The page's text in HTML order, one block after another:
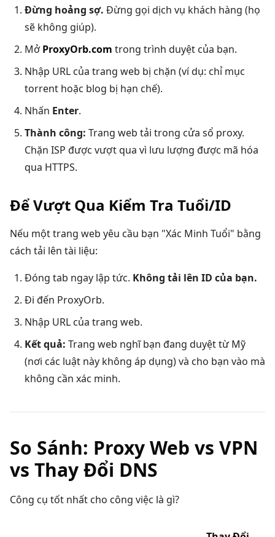
Đừng hoảng sợ. Đừng gọi dịch vụ khách hàng (họ
sẽ không giúp).
MởProxyOrb.com trong trình duyệt của bạn.
Nhập URL của trang web bị chặn (ví dụ: chỉ mục
torrent hoặc blog bị hạn chế).
Nhấn Enter.
Thành công: Trang web tải trong cửa sổ proxy.
Chặn ISP được vượt qua vì lưu lượng được mã hóa
qua HTTPS.
Để Vượt Qua Kiểm Tra Tuổi/ID
Nếu một trang web yêu cầu bạn "Xác Minh Tuổi" bằng
cách tải lên tài liệu:
Đóng tab ngay lập tức. Không tải lên ID của bạn.
Đi đến ProxyOrb.
Nhập URL của trang web.
Kết quả: Trang web nghĩ bạn đang duyệt từ Mỹ
(nơi các luật này không áp dụng) và cho bạn vào mà
không cần xác minh.
So Sánh: Proxy Web vs VPN
vs Thay Đổi DNS
Công cụ tốt nhất cho công việc là gì?